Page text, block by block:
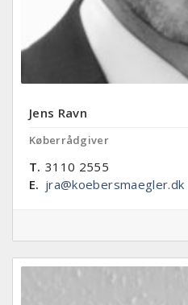
Jens Ravn
Køberrådgiver
T. 3110 2555
E. jra@koebersmaegler.dk